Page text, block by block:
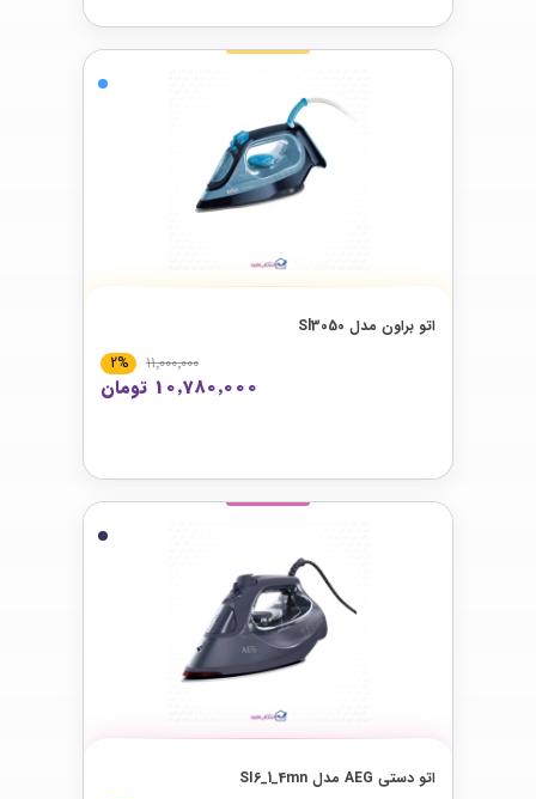
اتو براون مدل Sl3050
11٬000٬000
2%
10٬780٬000 تومان
اتو دستی AEG مدل SI6_1_4mn